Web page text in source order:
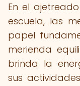
En el
escuela, las
papel
merienda
brinda la
sus